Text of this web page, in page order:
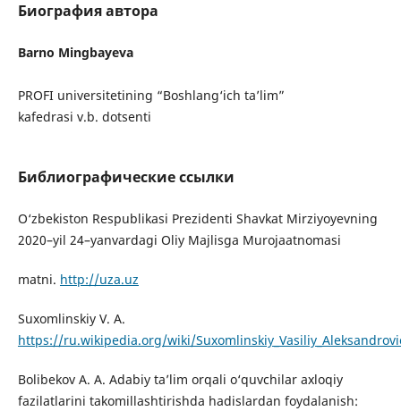
Биография автора
Barno Mingbayeva
PROFI universitetining “Boshlang‘ich ta’lim”
kafedrasi v.b. dotsenti
Библиографические ссылки
O‘zbekiston Respublikasi Prezidenti Shavkat Mirziyoyevning
2020–yil 24–yanvardagi Oliy Majlisga Murojaatnomasi
matni. http://uza.uz
Suxomlinskiy V. A.
https://ru.wikipedia.org/wiki/
Bolibekov A. A. Adabiy ta’lim orqali o‘quvchilar axloqiy
fazilatlarini takomillashtirishda hadislardan foydalanish: